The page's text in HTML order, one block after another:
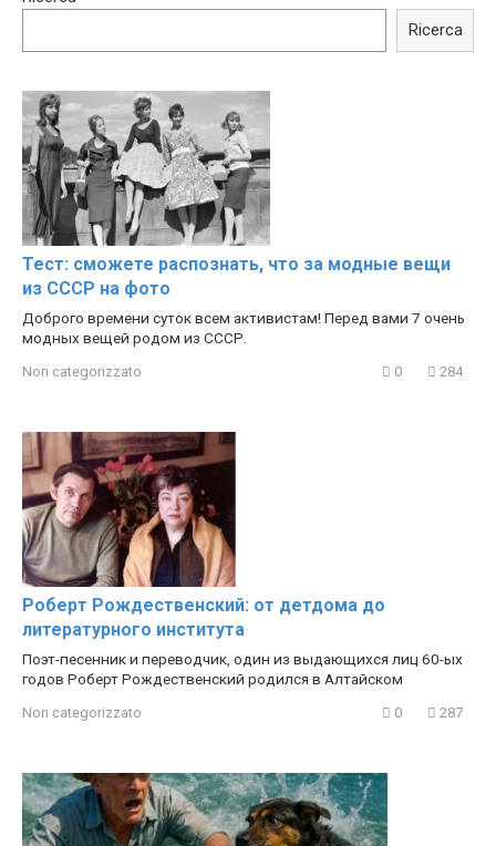
Trying BOLLYWOOD
Shocking illusion - Pretty
Ricerca
Тест: сможете распознать, что за модные вещи
из СССР на фото
Доброго времени суток всем активистам! Перед вами 7 очень
модных вещей родом из СССР.
Non categorizzato 0 284
Роберт Рождественский: от детдома до
литературного института
Поэт-песенник и переводчик, один из выдающихся лиц 60-ых
годов Роберт Рождественский родился в Алтайском
Non categorizzato 0 287